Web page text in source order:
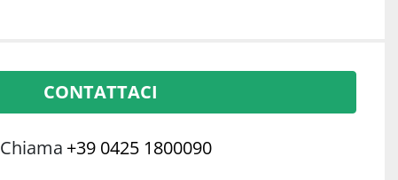
CONTATTACI
Chiama +39 0425 1800090